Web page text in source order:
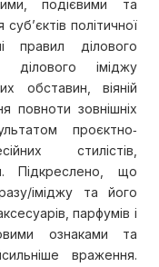
подієвими та
політичної
правил ділового
ділового іміджу
обставин, віяній
повноти зовнішніх
проєктно‐
стилістів,
Підкреслено, що
іміджу та його
парфумів і
ознаками та
враження.